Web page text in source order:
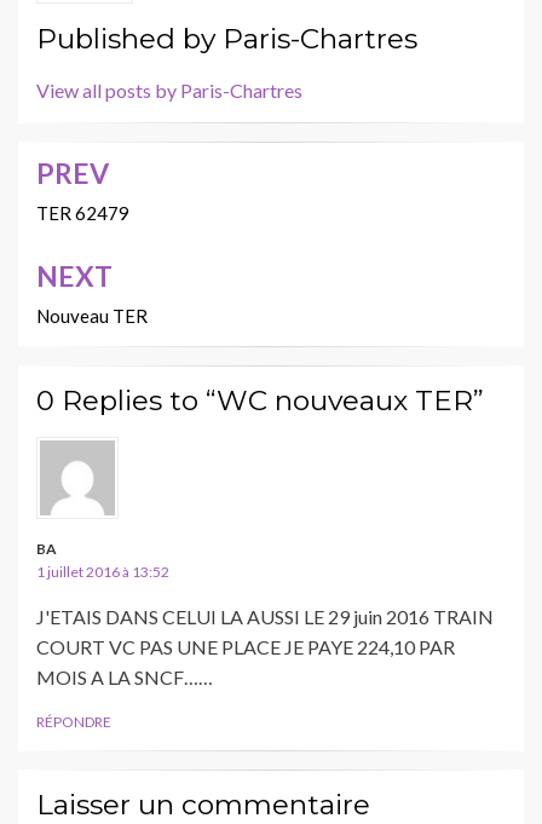
Published by Paris-Chartres
View all posts by Paris-Chartres
Navigation
de
l’article
PREV
TER 62479
NEXT
Nouveau TER
0 Replies to “WC nouveaux TER”
BA
1 juillet 2016 à 13:52
J'ETAIS DANS CELUI LA AUSSI LE 29 juin 2016 TRAIN
COURT VC PAS UNE PLACE JE PAYE 224,10 PAR
MOIS A LA SNCF……
RÉPONDRE
Laisser un commentaire